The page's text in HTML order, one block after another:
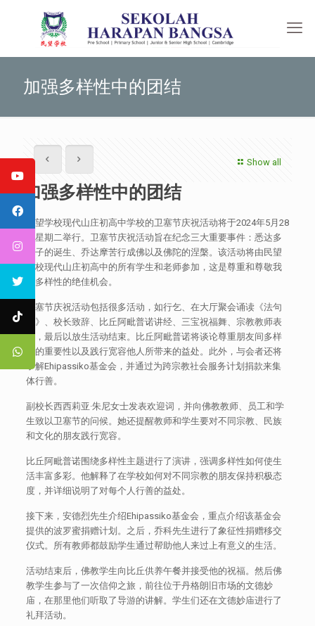
加强多样性中的团结
Show all
加强多样性中的团结
民望学校现代山庄初高中学校的卫塞节庆祝活动将于2024年5月28
日星期二举行。卫塞节庆祝活动旨在纪念三大重要事件：悉达多
太子的诞生、乔达摩苦行成佛以及佛陀的涅槃。该活动将由民望
学校现代山庄初高中的所有学生和老师参加，这是尊重和尊敬我
们多样性的绝佳机会。
卫塞节庆祝活动包括很多活动，如行乞、在大厅聚会诵读《法句
经》、校长致辞、比丘阿毗普诺讲经、三宝祝福舞、宗教教师表
演，最后以放生活动结束。比丘阿毗普诺将谈论尊重朋友间多样
性的重要性以及践行宽容他人所带来的益处。此外，与会者还将
了解Ehipassiko基金会，并通过为跨宗教社会服务计划捐款来集
体行善。
副校长西西莉亚·朱尼女士发表欢迎词，并向佛教教师、员工和学
生致以卫塞节的问候。她还提醒教师和学生要对不同宗教、民族
和文化的朋友践行宽容。
比丘阿毗普诺围绕多样性主题进行了演讲，强调多样性如何使生
活丰富多彩。他解释了在学校如何对不同宗教的朋友保持积极态
度，并详细说明了对每个人行善的益处。
接下来，安德烈先生介绍Ehipassiko基金会，重点介绍该基金会
提供的波罗蜜捐赠计划。之后，乔科先生进行了象征性捐赠移交
仪式。所有教师都鼓励学生通过帮助他人来过上有意义的生活。
活动结束后，佛教学生向比丘供养午餐并接受他的祝福。然后佛
教学生参与了一次信仰之旅，前往位于丹格朗旧市场的文德妙
庙，在那里他们听取了导游的讲解。学生们还在文德妙庙进行了
礼拜活动。